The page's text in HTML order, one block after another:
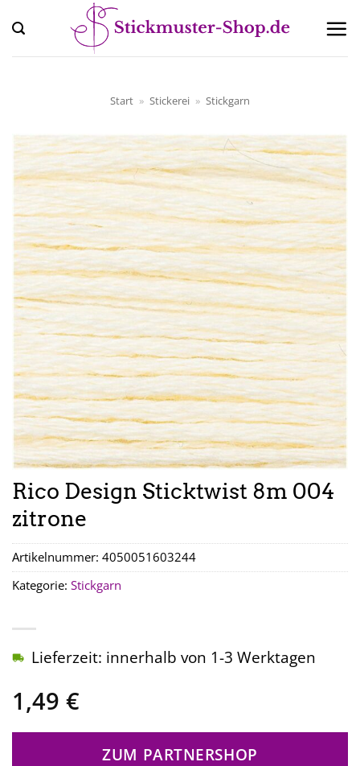
Inhalt
springen
Start » Stickerei » Stickgarn
Rico Design Sticktwist 8m 004
zitrone
1,49 €
Lieferzeit: innerhalb von 1-3 Werktagen
ZUM PARTNERSHOP
Artikelnummer: 4050051603244
Kategorie: Stickgarn